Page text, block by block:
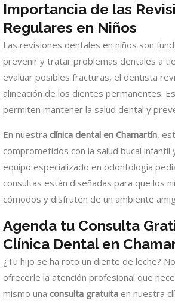
Importancia de las
Regulares en Niños
Las revisiones dentales en niños son
prevenir y tratar problemas dentales a
evaluar posibles fracturas, el dentista
alineación de los dientes permanentes.
permiten mantener la salud dental y
En nuestra clínica dental en Chamartín,
comprometidos con la salud bucal infantil
equipo especializado en odontología
consultas están diseñadas para que los
cómodos y disfruten de un ambiente
Agenda tu Consulta
Clínica Dental en
¿Tu hijo se ha roto un diente de leche?
ofrecerle la atención profesional que
mismo una consulta gratuita en nuestra